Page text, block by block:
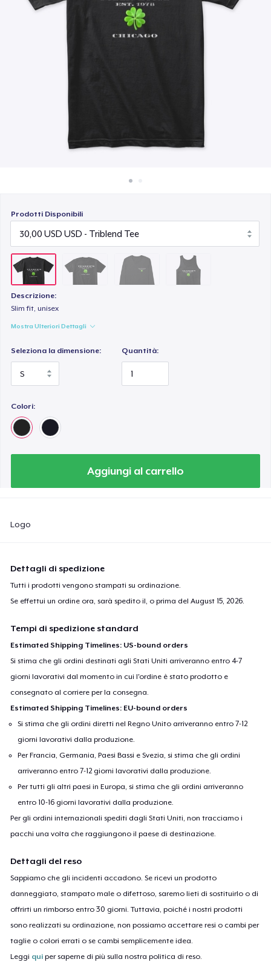
Vendi ovunque
Prodotti Disponibili
Descrizione:
Slim fit, unisex
Mostra Ulteriori Dettagli
Seleziona la dimensione: Quantità:
Colori:
Aggiungi al carrello
Logo
Dettagli di spedizione
Tutti i prodotti vengono stampati su ordinazione.
Se effettui un ordine ora, sarà spedito il, o prima delAugust 15, 2026.
Tempi di spedizione standard
Estimated Shipping Timelines: US-bound orders
Si stima che gli ordini destinati agli Stati Uniti arriveranno entro 4-7
giorni lavorativi dal momento in cui l'ordine è stato prodotto e
consegnato al corriere per la consegna.
Estimated Shipping Timelines: EU-bound orders
Si stima che gli ordini diretti nel Regno Unito arriveranno entro 7-12
giorni lavorativi dalla produzione.
Per Francia, Germania, Paesi Bassi e Svezia, si stima che gli ordini
arriveranno entro 7-12 giorni lavorativi dalla produzione.
Per tutti gli altri paesi in Europa, si stima che gli ordini arriveranno
entro 10-16 giorni lavorativi dalla produzione.
Per gli ordini internazionali spediti dagli Stati Uniti, non tracciamo i
pacchi una volta che raggiungono il paese di destinazione.
Dettagli del reso
Sappiamo che gli incidenti accadono. Se ricevi un prodotto
danneggiato, stampato male o difettoso, saremo lieti di sostituirlo o di
offrirti un rimborso entro 30 giorni. Tuttavia, poiché i nostri prodotti
sono realizzati su ordinazione, non possiamo accettare resi o cambi per
taglie o colori errati o se cambi semplicemente idea.
Leggi qui per saperne di più sulla nostra politica di reso.
Premium Tank Top
25,00 USD